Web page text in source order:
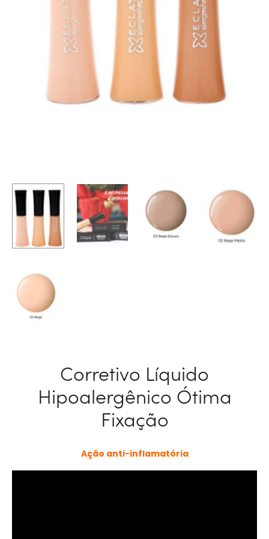
Corretivo Líquido
Hipoalergênico Ótima
Fixação
Ação anti-inflamatória